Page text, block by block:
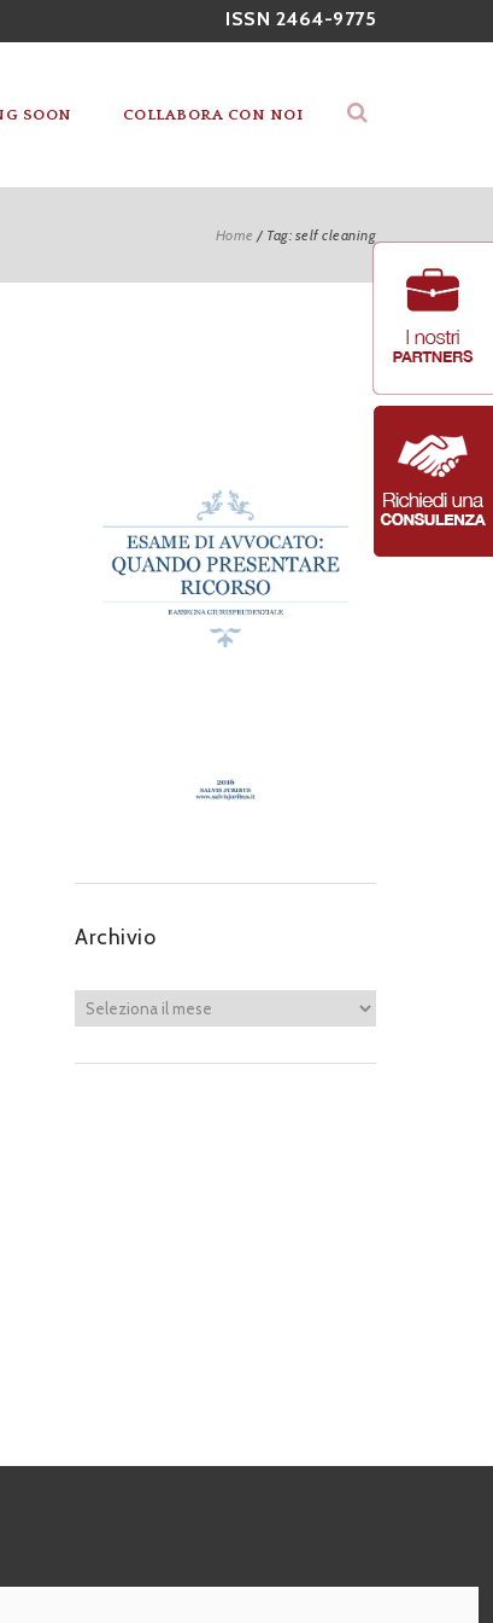
ISSN 2464-9775
SOON COLLABORA CON NOI
Home / Tag: self cleaning
Archivio